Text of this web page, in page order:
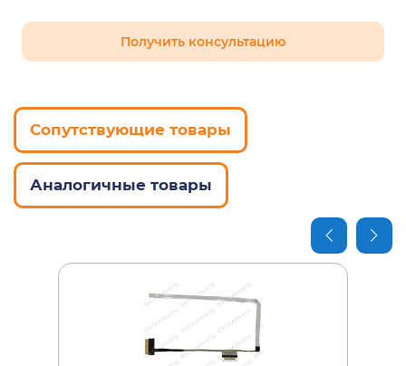
Получить консультацию
Сопутствующие товары
Аналогичные товары